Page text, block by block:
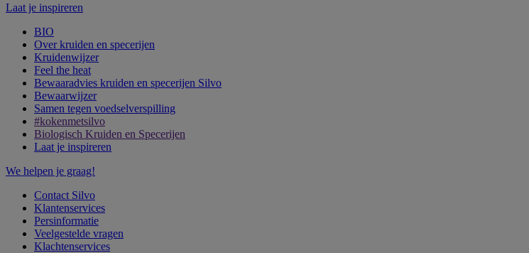
Laat je inspireren
BIO
Over kruiden en specerijen
Kruidenwijzer
Feel the heat
Bewaaradvies kruiden en specerijen Silvo
Bewaarwijzer
Samen tegen voedselverspilling
#kokenmetsilvo
Biologisch Kruiden en Specerijen
Laat je inspireren
We helpen je graag!
Contact Silvo
Klantenservices
Persinformatie
Veelgestelde vragen
Klachtenservices